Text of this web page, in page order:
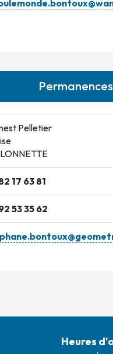
Permanences
Pelletier
17 63 81
53 35 62
Heures